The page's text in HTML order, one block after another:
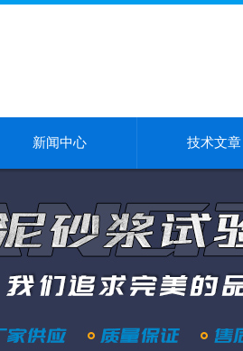
新闻中心 技术文章